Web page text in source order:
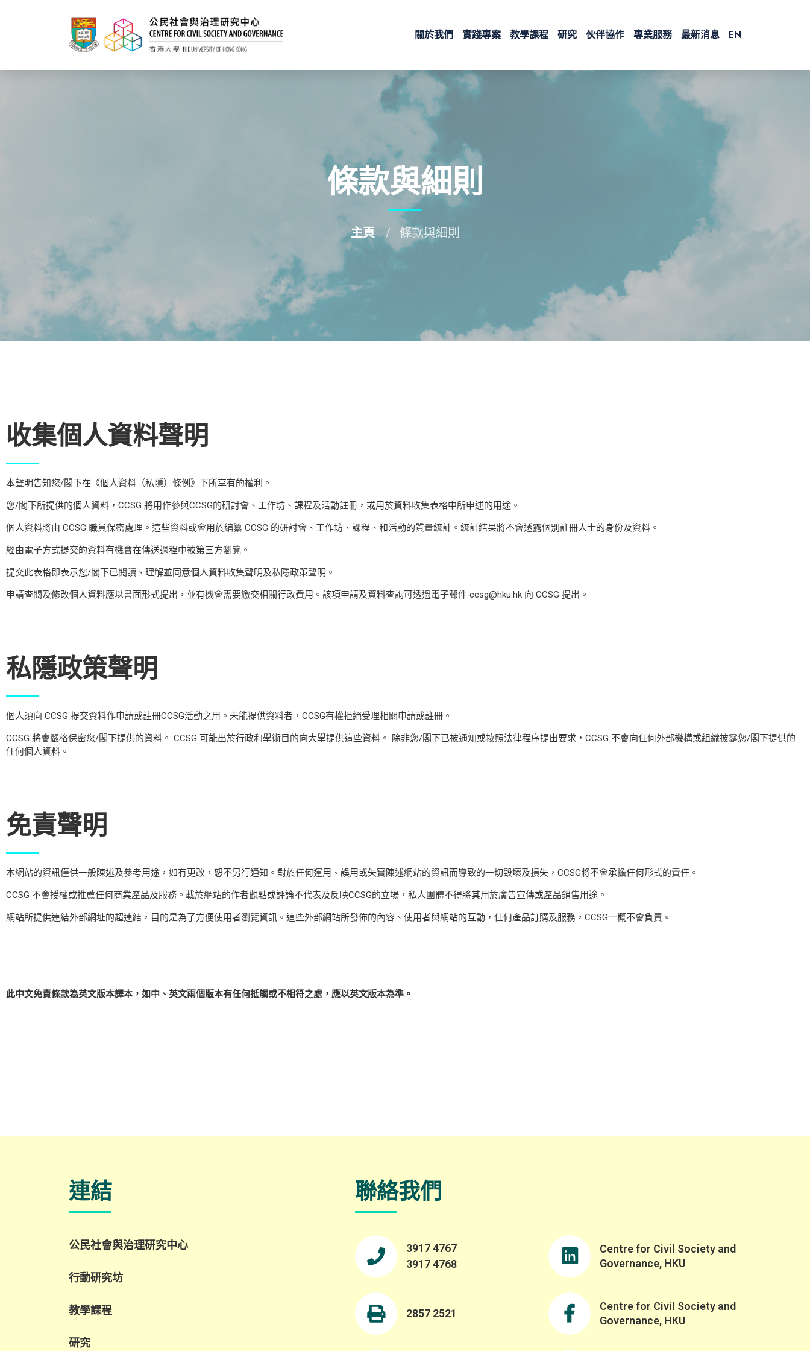
關於我們 實踐專案 教學課程 研究 伙伴協作 專業服務 最新消息 EN
條款與細則
主頁 條款與細則
收集個人資料聲明
本聲明告知您/閣下在《個人資料（私隱）條例》下所享有的權利。
您/閣下所提供的個人資料，CCSG 將用作參與CCSG的研討會、工作坊、課程及活動註冊，或用於資料收集表格中所申述的用途。
個人資料將由 CCSG 職員保密處理。這些資料或會用於編纂 CCSG 的研討會、工作坊、課程、和活動的質量統計。統計結果將不會透露個別註冊人士的身份及資料。
經由電子方式提交的資料有機會在傳送過程中被第三方瀏覽。
提交此表格即表示您/閣下已閱讀、理解並同意個人資料收集聲明及私隱政策聲明。
申請查閱及修改個人資料應以書面形式提出，並有機會需要繳交相關行政費用。該項申請及資料查詢可透過電子郵件 ccsg@hku.hk 向 CCSG 提出。
私隱政策聲明
個人須向 CCSG 提交資料作申請或註冊CCSG活動之用。未能提供資料者，CCSG有權拒絕受理相關申請或註冊。
CCSG 將會嚴格保密您/閣下提供的資料。 CCSG 可能出於行政和學術目的向大學提供這些資料。 除非您/閣下已被通知或按照法律程序提出要求，CCSG 不會向任何外部機構或組織披露您/閣下提供的
任何個人資料。
免責聲明
本網站的資訊僅供一般陳述及參考用途，如有更改，恕不另行通知。對於任何運用、誤用或失實陳述網站的資訊而導致的一切毀壞及損失，CCSG將不會承擔任何形式的責任。
CCSG 不會授權或推薦任何商業產品及服務。載於網站的作者觀點或評論不代表及反映CCSG的立場，私人團體不得將其用於廣告宣傳或產品銷售用途。
網站所提供連結外部網址的超連結，目的是為了方便使用者瀏覽資訊。這些外部網站所發佈的內容、使用者與網站的互動，任何產品訂購及服務，CCSG一概不會負責。
此中文免責條款為英文版本譯本，如中、英文兩個版本有任何抵觸或不相符之處，應以英文版本為準。
連結
公民社會與治理研究中心
行動研究坊
教學課程
研究
聯絡我們
3917 4767
3917 4768
2857 2521
Centre for Civil Society and
Governance, HKU
Centre for Civil Society and
Governance, HKU